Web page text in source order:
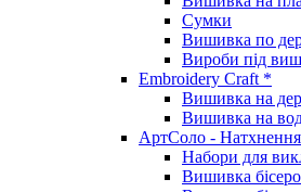
Сумки
Вишивка по
Вироби під
Embroidery Craft *
Вишивка на
Вишивка на
АртСоло -
Набори для
Вишивка